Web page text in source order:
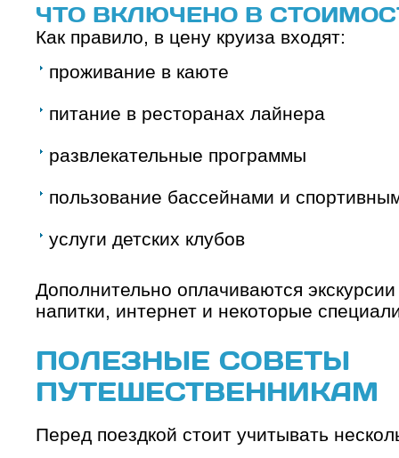
ЧТО ВКЛЮЧЕНО В
Как правило, в цену круиза входят:
проживание в каюте
питание в ресторанах лайнера
развлекательные программы
пользование бассейнами и
услуги детских клубов
Дополнительно оплачиваются
напитки, интернет и некоторые
ПОЛЕЗНЫЕ СОВЕТЫ
ПУТЕШЕСТВЕННИКАМ
Перед поездкой стоит учитывать